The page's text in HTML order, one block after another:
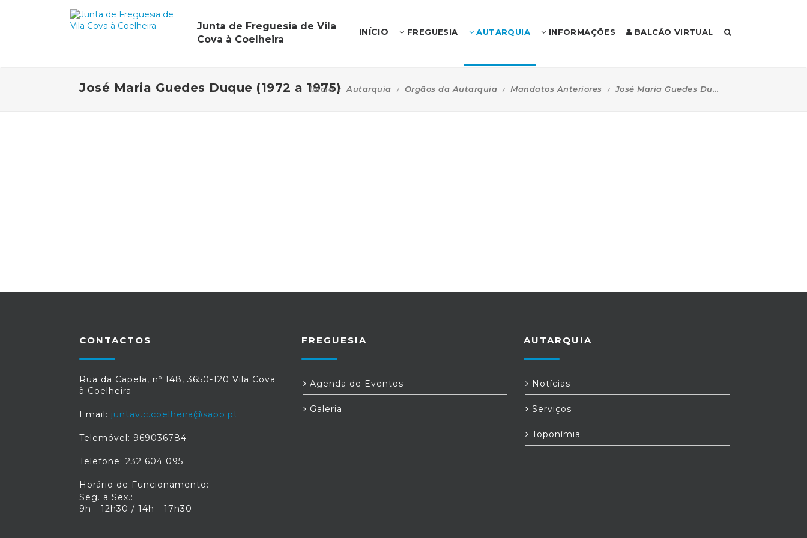
Junta de Freguesia de Vila
Cova à Coelheira
INÍCIO FREGUESIA AUTARQUIA INFORMAÇÕES BALCÃO VIRTUAL
José Maria Guedes Duque (1972 a 1975)
Início Autarquia Orgãos da Autarquia Mandatos Anteriores José Maria Guedes Du...
CONTACTOS
Rua da Capela, nº 148, 3650-120 Vila Cova
à Coelheira
Email: juntav.c.coelheira@sapo.pt
Telemóvel: 969036784
Telefone: 232 604 095
Horário de Funcionamento:
Seg. a Sex.:
9h - 12h30 / 14h - 17h30
FREGUESIA
Agenda de Eventos
Galeria
AUTARQUIA
Notícias
Serviços
Toponímia